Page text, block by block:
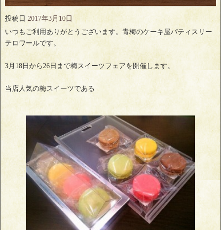
投稿日 2017年3月10日
いつもご利用ありがとうございます。青梅のケーキ屋パティスリー
テロワールです。
3月18日から26日まで梅スイーツフェアを開催します。
当店人気の梅スイーツである